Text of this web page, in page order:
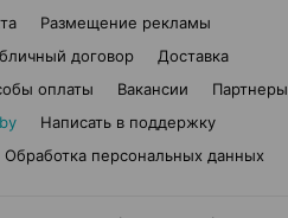
Размещение рекламы
договор
Доставка
оплаты Вакансии
Партнеры
Написать в поддержку
Обработка персональных данных